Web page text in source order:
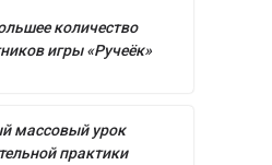
количество
игры «Ручеёк»
массовый урок
практики